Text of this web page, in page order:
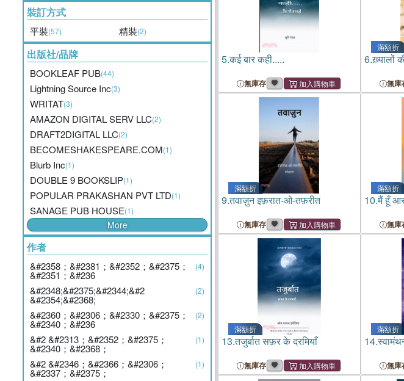
裝訂方式
平裝(57) 精裝(2)
出版社/品牌
BOOKLEAF PUB(44)
Lightning Source Inc(3)
WRITAT(3)
AMAZON DIGITAL SERV LLC(2)
DRAFT2DIGITAL LLC(2)
BECOMESHAKESPEARE.COM(1)
Blurb Inc(1)
DOUBLE 9 BOOKSLIP(1)
POPULAR PRAKASHAN PVT LTD(1)
SANAGE PUB HOUSE(1)
More
作者
&#2358；&#2381；&#2352；&#2375；
&#2351；&#236
(4)
&#2348;&#2375;&#2344;&#2
&#2354;&#2368;
(2)
&#2360；&#2306；&#2330；&#2375；
&#2340；&#236
(2)
&#2 &#2313；&#2352；&#2375；
&#2340；&#2368；
(1)
&#2 &#2346；&#2366；&#2306；
&#2337；&#2375；
(1)
5.कई बार कही.....
無庫存
滿額折
6.ख़्यालों
無庫
滿額折
9.तवाज़ुन इफ़रात-ओ-तफ़रीत
無庫存
滿額折
10.मैं हूँ
無庫
滿額折
13.तजुर्बात सफ़र के दरमियाँ
無庫存
滿額折
14.
無庫